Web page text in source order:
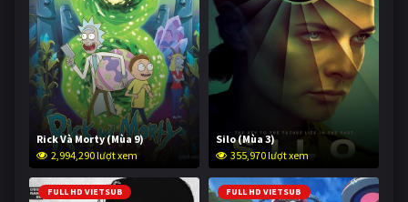
Rick Và Morty (Mùa 9)
2,994,290 lượt xem
Silo (Mùa 3)
355,970 lượt xem
FULL HD VIETSUB FULL HD VIETSUB